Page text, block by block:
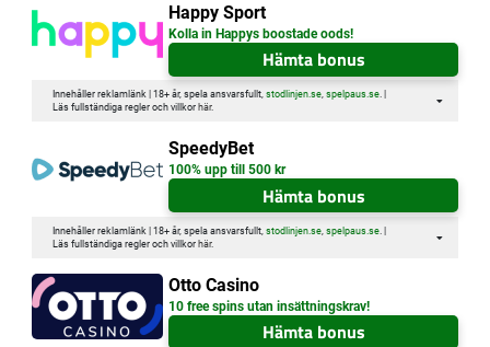
Happy Sport
Kolla in Happys boostade oods!
Hämta bonus
Innehåller reklamlänk | 18+ år, spela ansvarsfullt, stodlinjen.se, spelpaus.se. |
Läs fullständiga regler och villkor här.
SpeedyBet
100% upp till 500 kr
Hämta bonus
Innehåller reklamlänk | 18+ år, spela ansvarsfullt, stodlinjen.se, spelpaus.se. |
Läs fullständiga regler och villkor här.
Otto Casino
10 free spins utan insättningskrav!
Hämta bonus